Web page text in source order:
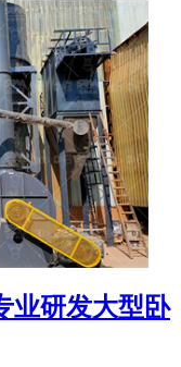
业研发大型卧